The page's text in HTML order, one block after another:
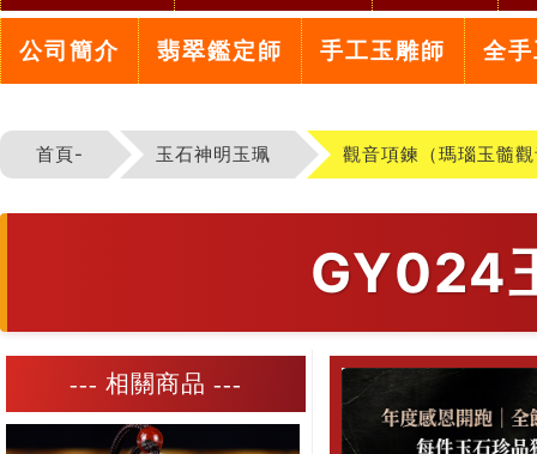
公司簡介 翡翠鑑定師 手工玉雕師 全
首頁- 玉石神明玉珮 觀音項鍊（瑪瑙玉髓
GY024
--- 相關商品 ---